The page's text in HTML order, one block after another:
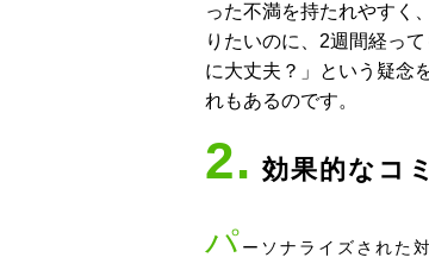
った不満を持たれやすく
りたいのに、2週間経っ
に大丈夫？」という疑念
れもあるのです。
2. 効果的なコ
パーソナライズされた